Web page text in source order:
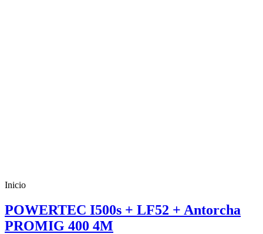
Inicio
POWERTEC I500s + LF52 + Antorcha
PROMIG 400 4M